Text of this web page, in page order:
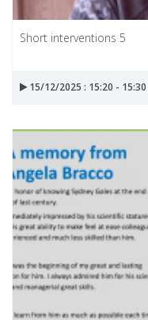
Short interventions 5
15/12/2025 : 15:20 - 15:30